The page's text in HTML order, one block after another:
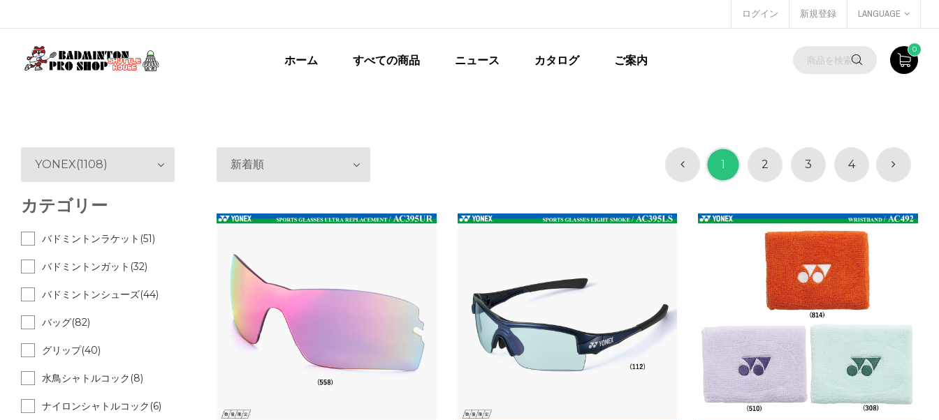
ログイン 新規登録 LANGUAGE
ホーム すべての商品 ニュース カタログ ご案内
0
新着順 1 2 3 4
YONEX(1108)
カテゴリー
バドミントンラケット(51)
バドミントンガット(32)
バドミントンシューズ(44)
バッグ(82)
グリップ(40)
水鳥シャトルコック(8)
ナイロンシャトルコック(6)